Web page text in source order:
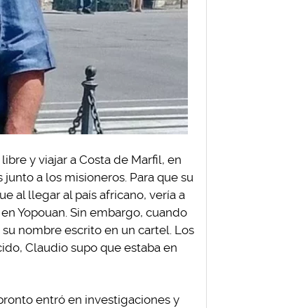
y viajar a Costa de Marfil, en
a los misioneros. Para que su
al llegar al país africano, vería a
Yopouan. Sin embargo, cuando
nombre escrito en un cartel. Los
Claudio supo que estaba en
entró en investigaciones y